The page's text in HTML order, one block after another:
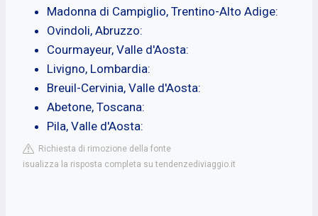
Madonna di Campiglio, Trentino-Alto Adige:
Ovindoli, Abruzzo:
Courmayeur, Valle d'Aosta:
Livigno, Lombardia:
Breuil-Cervinia, Valle d'Aosta:
Abetone, Toscana:
Pila, Valle d'Aosta:
Richiesta di rimozione della fonte
isualizza la risposta completa su tendenzediviaggio.it